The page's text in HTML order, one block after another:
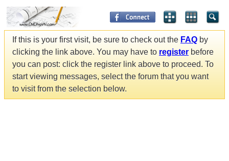
If this is your first visit, be sure to check out the FAQ by
clicking the link above. You may have to register before
you can post: click the register link above to proceed. To
start viewing messages, select the forum that you want
to visit from the selection below.